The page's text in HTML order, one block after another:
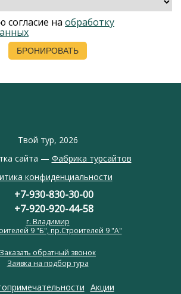
на обработку
Твой тур, 2026
сайта — Фабрика турсайтов
конфиденциальности
Акции
+7-930-830-30-00
+7-920-920-44-58
г. Владимир
9 "Б", пр.Строителей 9 "А"
Заказать обратный звонок
Заявка на подбор тура